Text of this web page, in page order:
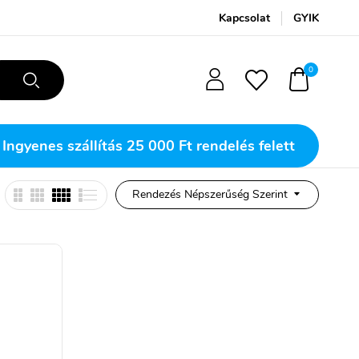
Kapcsolat GYIK
0
Ingyenes szállítás 25 000 Ft rendelés felett
Rendezés Népszerűség Szerint